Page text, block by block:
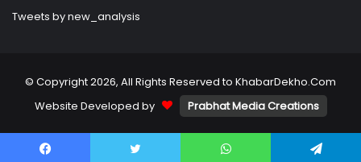
Tweets by new_analysis
© Copyright 2026, All Rights Reserved to KhabarDekho.Com
Website Developed by
Prabhat Media Creations